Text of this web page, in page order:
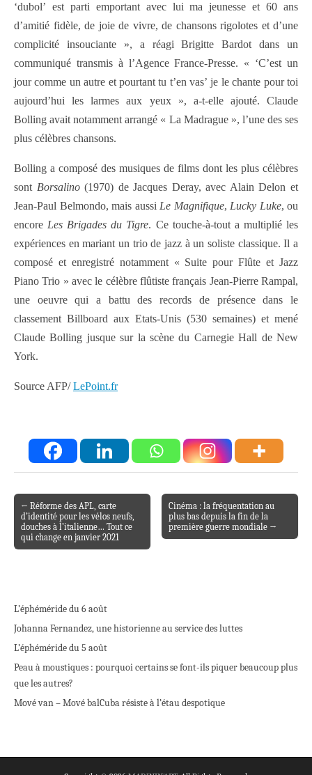
‘dubol’ est parti emportant avec lui ma jeunesse et 60 ans
d’amitié fidèle, de joie de vivre, de chansons rigolotes et d’une
complicité insouciante », a réagi Brigitte Bardot dans un
communiqué transmis à l’Agence France-Presse. « ‘C’est un
jour comme un autre et pourtant tu t’en vas’ je le chante pour toi
aujourd’hui les larmes aux yeux », a-t-elle ajouté. Claude
Bolling avait notamment arrangé « La Madrague », l’une des ses
plus célèbres chansons.
Bolling a composé des musiques de films dont les plus célèbres
sont Borsalino(1970) de Jacques Deray, avec Alain Delon et
Jean-Paul Belmondo, mais aussi Le Magnifique, Lucky Luke, ou
encore Les Brigades du Tigre. Ce touche-à-tout a multiplié les
expériences en mariant un trio de jazz à un soliste classique. Il a
composé et enregistré notamment « Suite pour Flûte et Jazz
Piano Trio » avec le célèbre flûtiste français Jean-Pierre Rampal,
une oeuvre qui a battu des records de présence dans le
classement Billboard aux Etats-Unis (530 semaines) et mené
Claude Bolling jusque sur la scène du Carnegie Hall de New
York.
Source AFP/LePoint.fr
Post navigation
← Réforme des APL, carte
d’identité pour les vélos neufs,
douches à l’italienne… Tout ce
qui change en janvier 2021
Cinéma : la fréquentation au
plus bas depuis la fin de la
première guerre mondiale →
L’éphéméride du 6 août
Johanna Fernandez, une historienne au service des luttes
L’éphéméride du 5 août
Peau à moustiques : pourquoi certains se font-ils piquer beaucoup plus
que les autres?
Mové van – Mové balCuba résiste à l’étau despotique